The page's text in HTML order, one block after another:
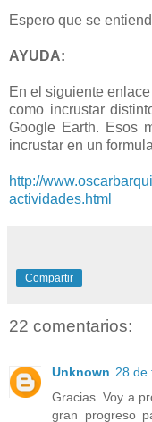
Espero que se
AYUDA:
En el siguiente
como incrustar
Google Earth. Esos
incrustar en un
http://
actividades.html
Compartir
22 comentarios:
Unknown 28 de
Gracias. Voy a
gran progreso